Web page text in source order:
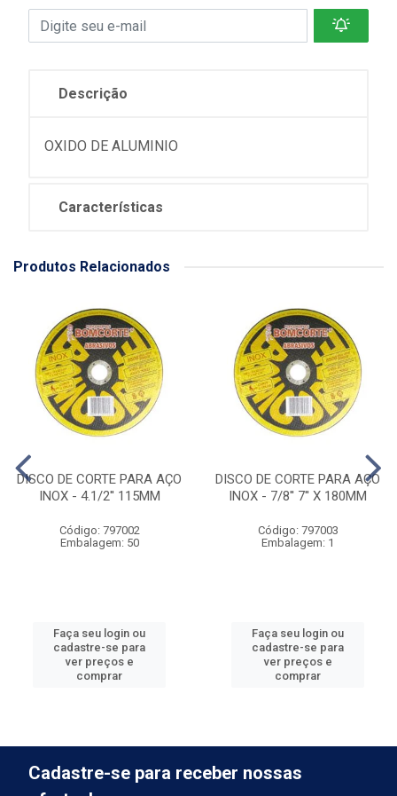
Descrição
OXIDO DE ALUMINIO
Características
Produtos Relacionados
DISCO DE CORTE PARA AÇO
INOX - 4.1/2'' 115MM
Código: 797002
Embalagem: 50
Faça seu login ou
cadastre-se para
ver preços e
comprar
DISCO DE CORTE PARA AÇO
INOX - 7/8'' 7'' X 180MM
Código: 797003
Embalagem: 1
Faça seu login ou
cadastre-se para
ver preços e
comprar
Cadastre-se para receber nossas